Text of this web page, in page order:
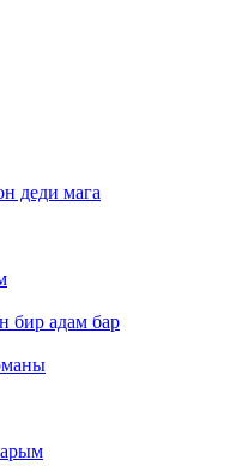
деди мага
бир адам бар